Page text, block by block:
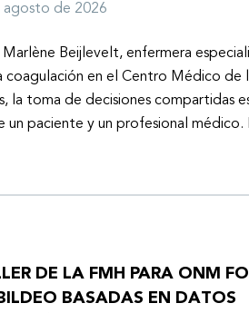
agosto de 2026
Marlène Beijlevelt, enfermera
coagulación en el Centro Médico de
la toma de decisiones compartidas
un paciente y un profesional médico.
DE LA FMH PARA ONM
BASADAS EN DATOS